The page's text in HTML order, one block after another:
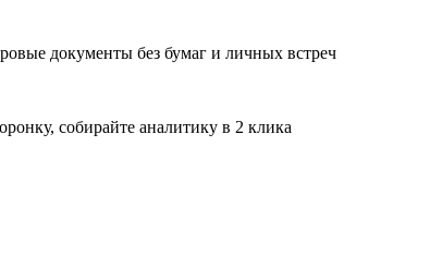
документы без бумаг и личных встреч
собирайте аналитику в 2 клика